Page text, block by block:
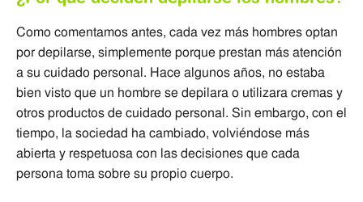
Como comentamos antes, cada vez más hombres optan
por depilarse, simplemente porque prestan más atención
a su cuidado personal. Hace algunos años, no estaba
bien visto que un hombre se depilara o utilizara cremas y
otros productos de cuidado personal. Sin embargo, con el
tiempo, la sociedad ha cambiado, volviéndose más
abierta y respetuosa con las decisiones que cada
persona toma sobre su propio cuerpo.